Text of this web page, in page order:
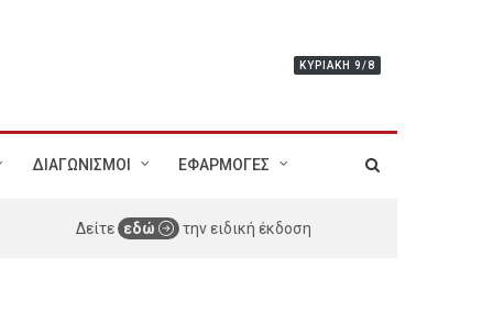
ΚΥΡΙΑΚΉ 9/8
ΔΙΑΓΩΝΙΣΜΟΙ ΕΦΑΡΜΟΓΕΣ
Δείτε εδώ την ειδική έκδοση